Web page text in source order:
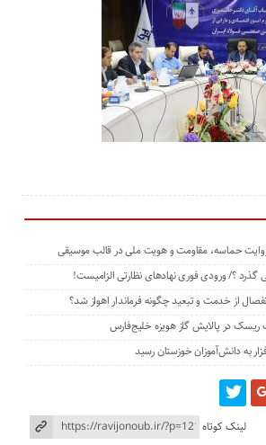
حماسه، مقاومت و هویت ملی در قالب موسیقی
؟/ ورودی فوری نهادهای نظارتی الزامیست!
از خدمت و تبعید چگونه فرماندار اهواز شد؟
ریسک در پالایش گاز هویزه خلیج‌فارس
لینک کوتاه